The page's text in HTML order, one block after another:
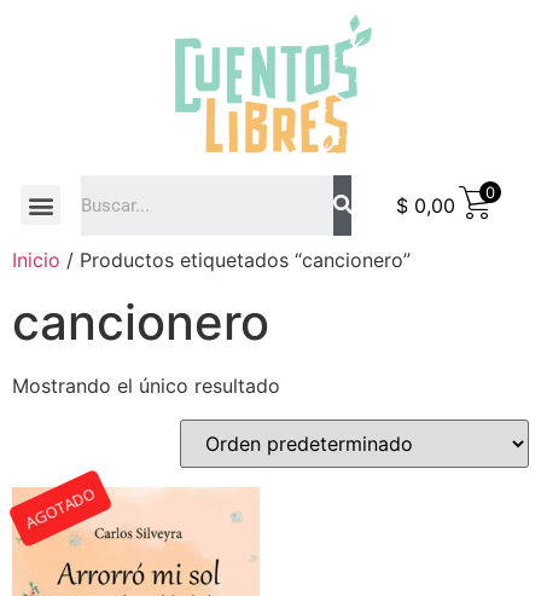
$ 0,00
0
Inicio / Productos etiquetados “cancionero”
cancionero
Mostrando el único resultado
AGOTADO